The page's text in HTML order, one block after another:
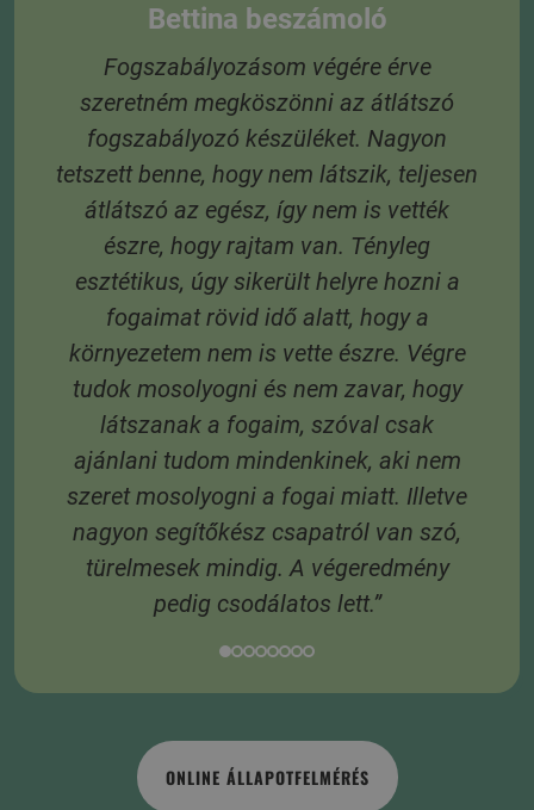
Bettina beszámoló
Fogszabályozásom végére érve
szeretném megköszönni az átlátszó
fogszabályozó készüléket. Nagyon
tetszett benne, hogy nem látszik, teljesen
átlátszó az egész, így nem is vették
észre, hogy rajtam van. Tényleg
esztétikus, úgy sikerült helyre hozni a
fogaimat rövid idő alatt, hogy a
környezetem nem is vette észre. Végre
tudok mosolyogni és nem zavar, hogy
látszanak a fogaim, szóval csak
ajánlani tudom mindenkinek, aki nem
szeret mosolyogni a fogai miatt. Illetve
nagyon segítőkész csapatról van szó,
türelmesek mindig. A végeredmény
pedig csodálatos lett.”
ONLINE ÁLLAPOTFELMÉRÉS